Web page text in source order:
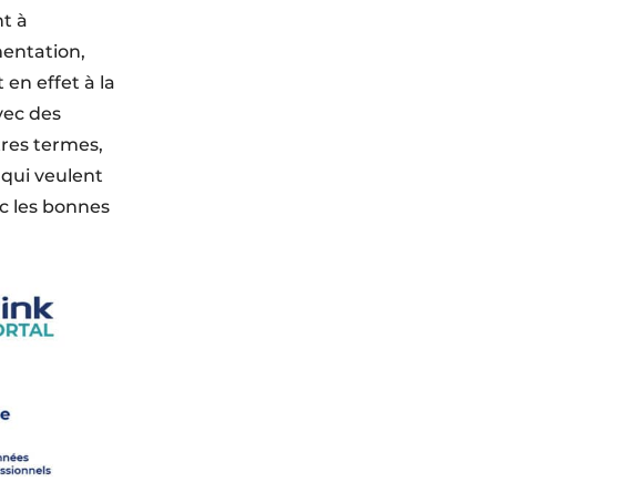
à
en effet à la
des
termes,
veulent
les bonnes